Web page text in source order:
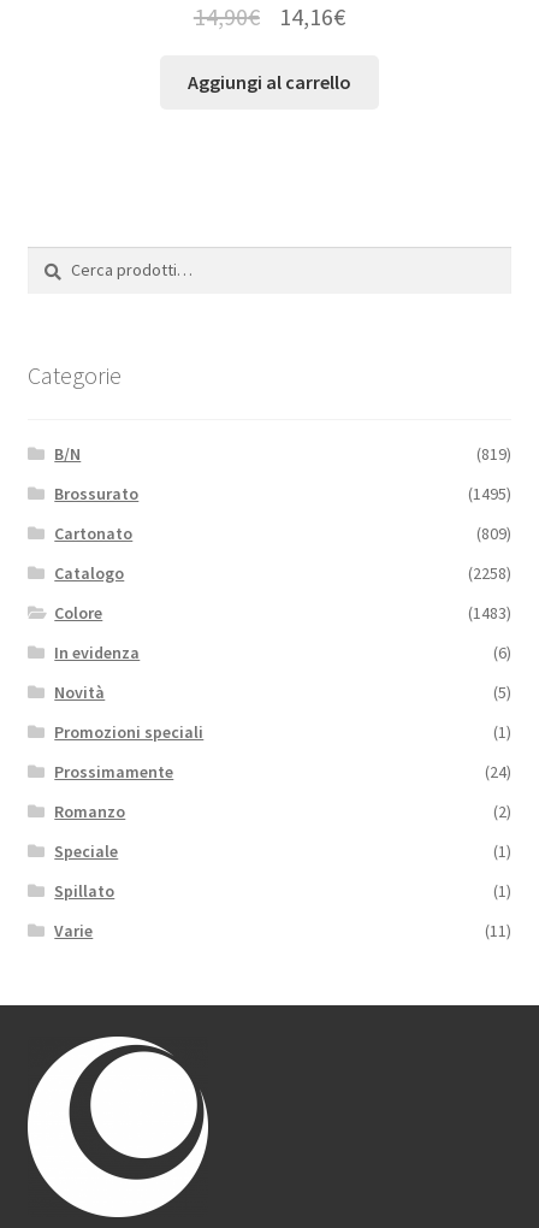
14,90€ 14,16€
Aggiungi al carrello
Categorie
B/N
(819)
Brossurato
(1495)
Cartonato
(809)
Catalogo
(2258)
Colore
(1483)
In evidenza
(6)
Novità
(5)
Promozioni speciali
(1)
Prossimamente
(24)
Romanzo
(2)
Speciale
(1)
Spillato
(1)
Varie
(11)